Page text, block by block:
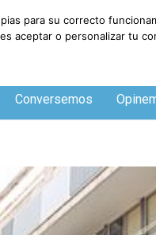
Conversemos
para su correcto
aceptar o personalizar tu